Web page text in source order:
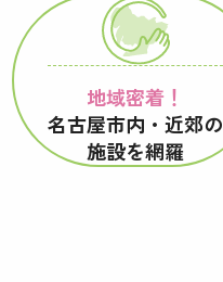
地域密着！
名古屋市内・近郊の
施設を網羅